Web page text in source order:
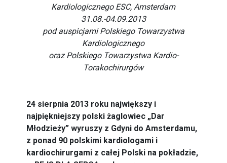
Kardiologicznego ESC, Amsterdam
31.08.-04.09.2013
pod auspicjami Polskiego Towarzystwa
Kardiologicznego
oraz Polskiego Towarzystwa Kardio-
Torakochirurgów
24 sierpnia 2013 roku największy i
najpiękniejszy polski żaglowiec „Dar
Młodzieży” wyruszy z Gdyni do Amsterdamu,
z ponad 90 polskimi kardiologami i
kardiochirurgami z całej Polski na pokładzie,